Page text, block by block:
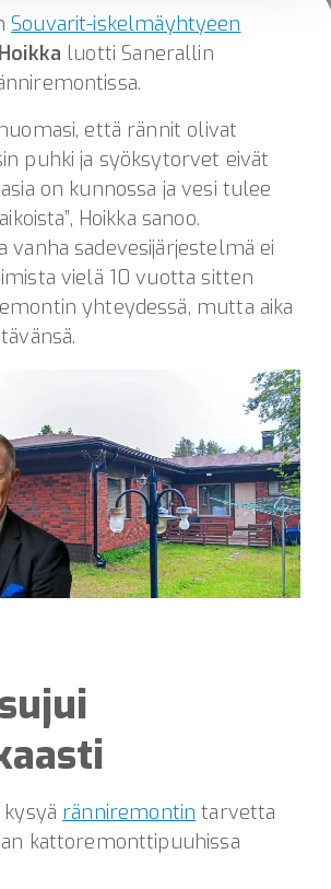
Souvarit-iskelmäyhtyeen
luotti Sanerallin
että rännit olivat
puhki ja syöksytorvet eivät
on kunnossa ja vesi tulee
Hoikka sanoo.
vanha sadevesijärjestelmä ei
vielä 10 vuotta sitten
yhteydessä, mutta aika
ränniremontin tarvetta
kattoremonttipuuhissa